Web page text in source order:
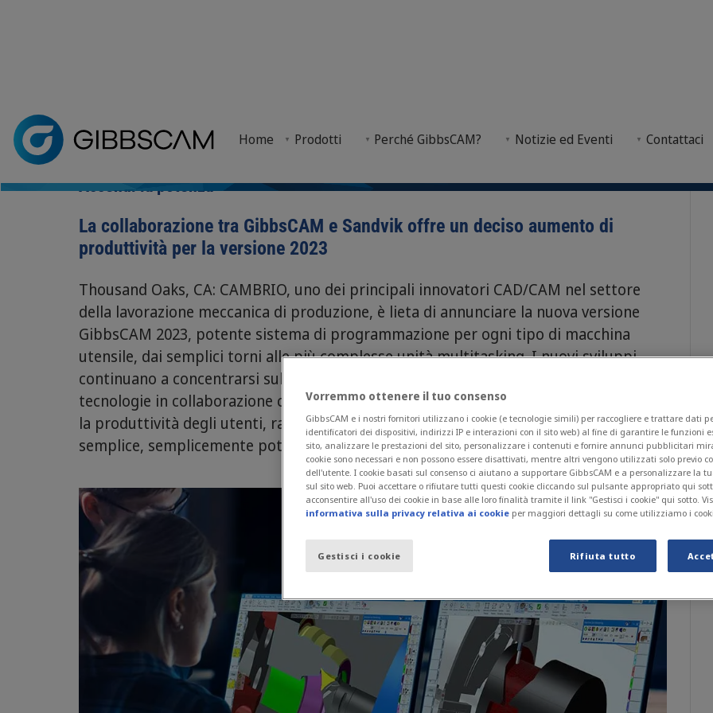
Home Prodotti Perché GibbsCAM? Notizie ed Eventi Contattaci
Home> Notizie ed Eventi >
La nuova versione di GibbsCAM 2023, in collaborazione con Sandvik Coromant, presenta
Accendi la potenza
La collaborazione tra GibbsCAM e Sandvik offre un deciso aumento di
produttività per la versione 2023
Thousand Oaks, CA: CAMBRIO, uno dei principali innovatori CAD/CAM nel settore
della lavorazione meccanica di produzione, è lieta di annunciare la nuova versione
GibbsCAM 2023, potente sistema di programmazione per ogni tipo di macchina
utensile, dai semplici torni alle più complesse unità multitasking. I nuovi sviluppi
continuano a concentrarsi sulle capacità generali, introducendo al contempo nuove
tecnologie in collaborazione con Sandvik Coromant. GibbsCAM continua a guarantire
la produttività degli utenti, rafforzando le promesse di sempre: estremamente
semplice, semplicemente potente.
Vorremmo ottenere il tuo consenso
GibbsCAM e i nostri fornitori utilizzano i cookie (e tecnologie simili) per raccogliere e trattare dati
identificatori dei dispositivi, indirizzi IP e interazioni con il sito web) al fine di garantire le funzioni
sito, analizzare le prestazioni del sito, personalizzare i contenuti e fornire annunci pubblicitari
cookie sono necessari e non possono essere disattivati, mentre altri vengono utilizzati solo previo
dell'utente. I cookie basati sul consenso ci aiutano a supportare GibbsCAM e a personalizzare la
sul sito web. Puoi accettare o rifiutare tutti questi cookie cliccando sul pulsante appropriato qui
acconsentire all'uso dei cookie in base alle loro finalità tramite il link "Gestisci i cookie" qui sotto.
informativa sulla privacy relativa ai cookie per maggiori dettagli su come utilizziamo i
Gestisci i cookie Rifiuta tutto